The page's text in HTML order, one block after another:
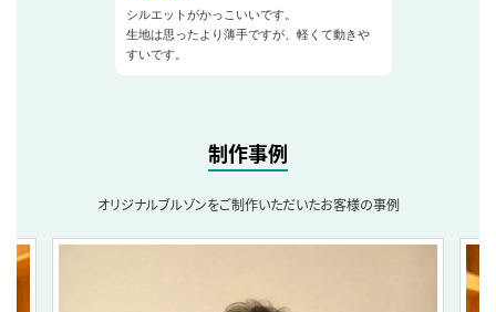
シルエットがかっこいいです。
生地は思ったより薄手ですが、軽くて動きや
すいです。
制作事例
オリジナルブルゾンをご制作いただいたお客様の事例